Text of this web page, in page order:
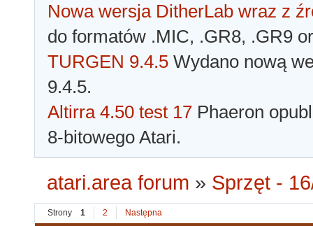
Nowa wersja DitherLab wraz z
do formatów .MIC, .GR8, .GR9
TURGEN 9.4.5 Wydano nową
9.4.5.
Altirra 4.50 test 17 Phaeron
8-bitowego Atari.
atari.area forum » Sprzęt -
Strony 1 2 Następna